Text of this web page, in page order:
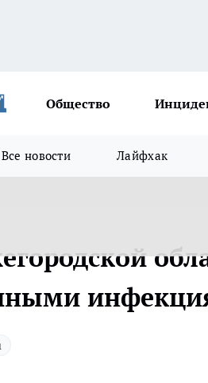
Общество
Все новости Лайфхак